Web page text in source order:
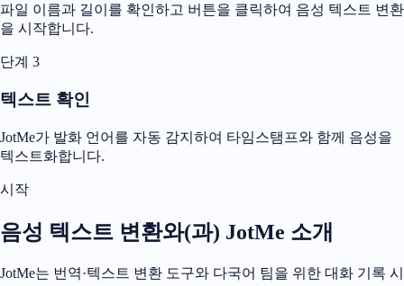
파일 이름과 길이를 확인하고 버튼을 클릭하여 음성 텍스트 변환
을 시작합니다.
단계 3
텍스트 확인
JotMe가 발화 언어를 자동 감지하여 타임스탬프와 함께 음성을
텍스트화합니다.
시작
음성 텍스트 변환와(과) JotMe 소개
JotMe는 번역·텍스트 변환 도구와 다국어 팀을 위한 대화 기록 시